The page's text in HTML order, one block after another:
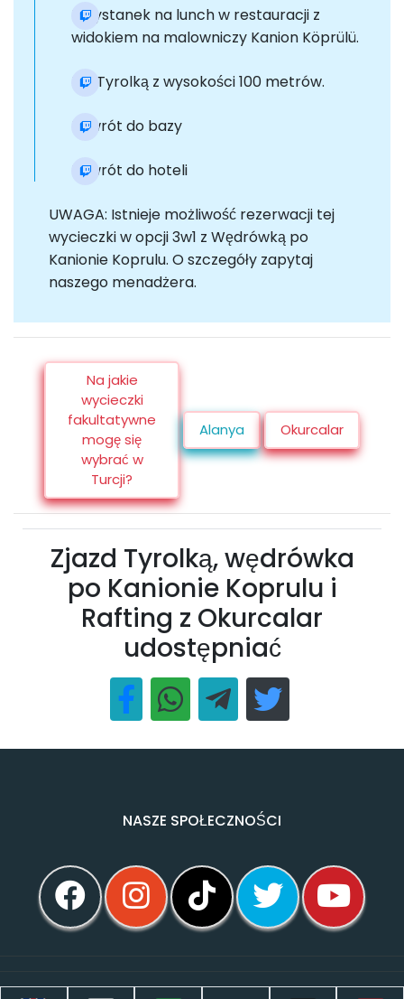
Przystanek na lunch w restauracji z
widokiem na malowniczy Kanion Köprülü.
Lot Tyrolką z wysokości 100 metrów.
Powrót do bazy
Powrót do hoteli
UWAGA: Istnieje możliwość rezerwacji tej
wycieczki w opcji 3w1 z Wędrówką po
Kanionie Koprulu. O szczegóły zapytaj
naszego menadżera.
Na jakie
wycieczki
fakultatywne
mogę się
wybrać w
Turcji?
Alanya Okurcalar
Zjazd Tyrolką, wędrówka
po Kanionie Koprulu i
Rafting z Okurcalar
udostępniać
NASZE SPOŁECZNOŚCI